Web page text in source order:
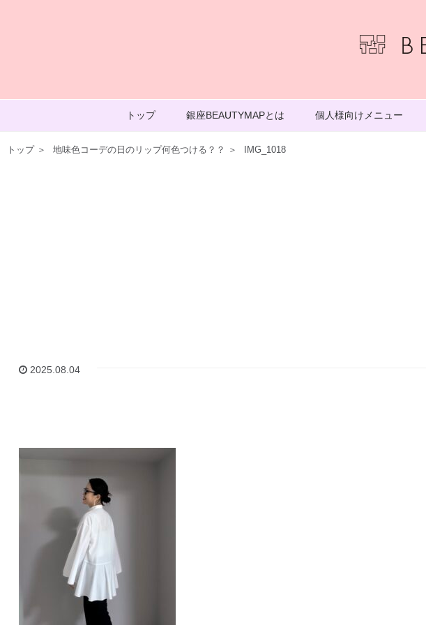
トップ 銀座BEAUTYMAPとは 個人様向けメニュー
トップ＞ 地味色コーデの日のリップ何色つける？？ ＞ IMG_1018
2025.08.04